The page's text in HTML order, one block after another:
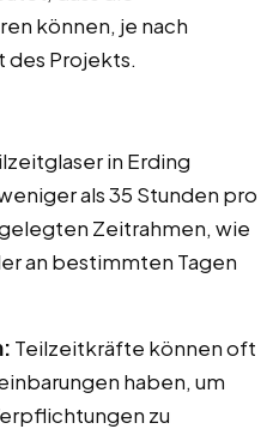
können, je nach
des Projekts.
in Erding
als 35 Stunden pro
Zeitrahmen, wie
an bestimmten Tagen
Teilzeitkräfte können oft
haben, um
zu